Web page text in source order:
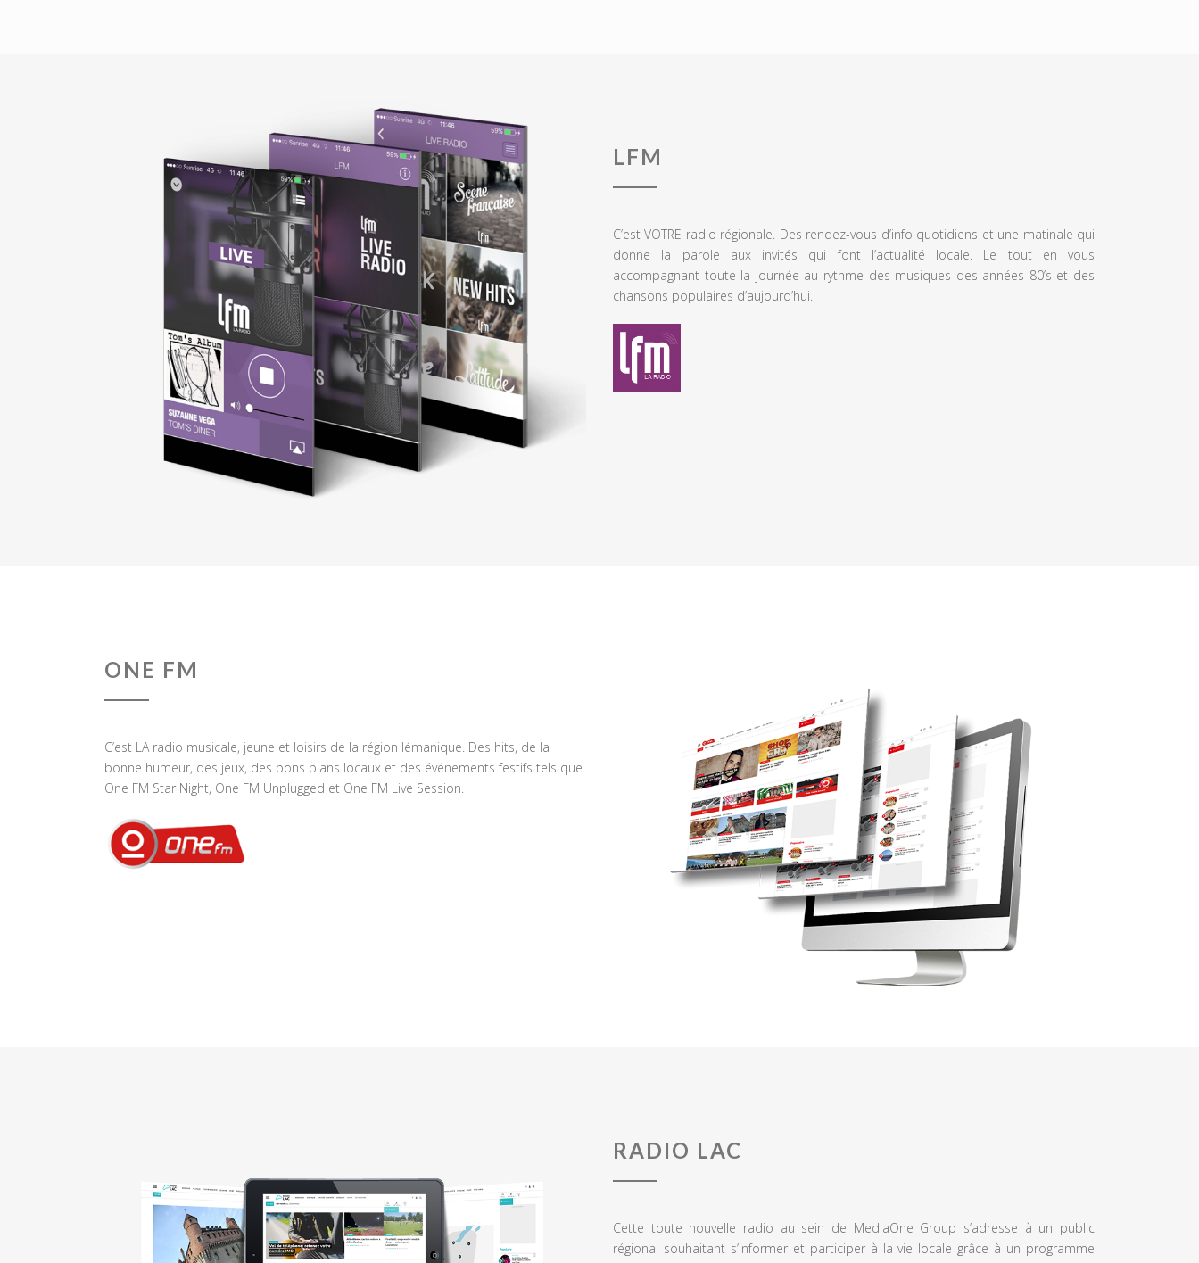
LFM
C’est VOTRE radio régionale. Des rendez-vous d’info quotidiens et une matinale qui
donne la parole aux invités qui font l’actualité locale. Le tout en vous
accompagnant toute la journée au rythme des musiques des années 80’s et des
chansons populaires d’aujourd’hui.
ONE FM
C’est LA radio musicale, jeune et loisirs de la région lémanique. Des hits, de la
bonne humeur, des jeux, des bons plans locaux et des événements festifs tels que
One FM Star Night, One FM Unplugged et One FM Live Session.
RADIO LAC
Cette toute nouvelle radio au sein de MediaOne Group s’adresse à un public
régional souhaitant s’informer et participer à la vie locale grâce à un programme